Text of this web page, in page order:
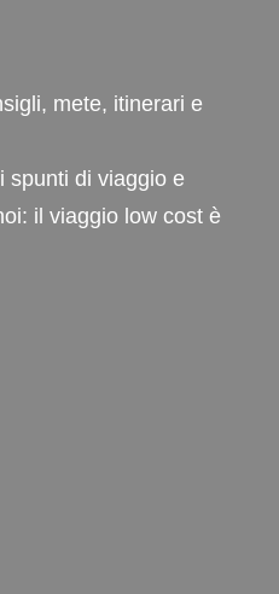
mete, itinerari e
spunti di viaggio e
il viaggio low cost è